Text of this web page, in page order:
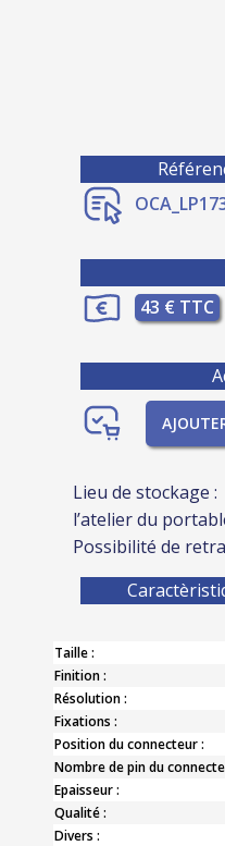
43 € TTC
Lieu de stockage :
l’atelier du
Possibilité de
Taille :
Finition :
Résolution :
Fixations :
Position du connecteur :
Nombre de pin du
Epaisseur :
Qualité :
Divers :